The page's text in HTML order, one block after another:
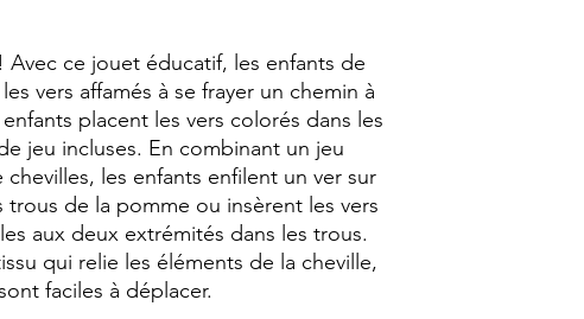
Avec ce jouet éducatif, les enfants de
vers affamés à se frayer un chemin à
placent les vers colorés dans les
jeu incluses. En combinant un jeu
les enfants enfilent un ver sur
trous de la pomme ou insèrent les vers
aux deux extrémités dans les trous.
qui relie les éléments de la cheville,
faciles à déplacer.